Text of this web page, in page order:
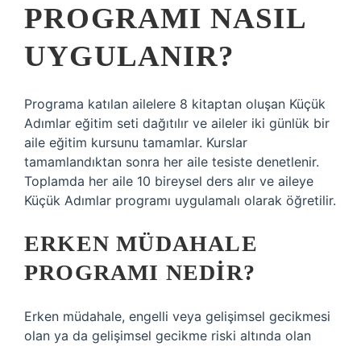
PROGRAMI NASIL
UYGULANIR?
Programa katılan ailelere 8 kitaptan oluşan Küçük
Adımlar eğitim seti dağıtılır ve aileler iki günlük bir
aile eğitim kursunu tamamlar. Kurslar
tamamlandıktan sonra her aile tesiste denetlenir.
Toplamda her aile 10 bireysel ders alır ve aileye
Küçük Adımlar programı uygulamalı olarak öğretilir.
ERKEN MÜDAHALE
PROGRAMI NEDIR?
Erken müdahale, engelli veya gelişimsel gecikmesi
olan ya da gelişimsel gecikme riski altında olan